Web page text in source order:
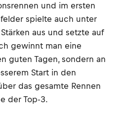
und im ersten
spielte auch unter
aus und setzte auf
gewinnt man eine
guten Tagen, sondern an
Start in den
das gesamte Rennen
der Top-3.